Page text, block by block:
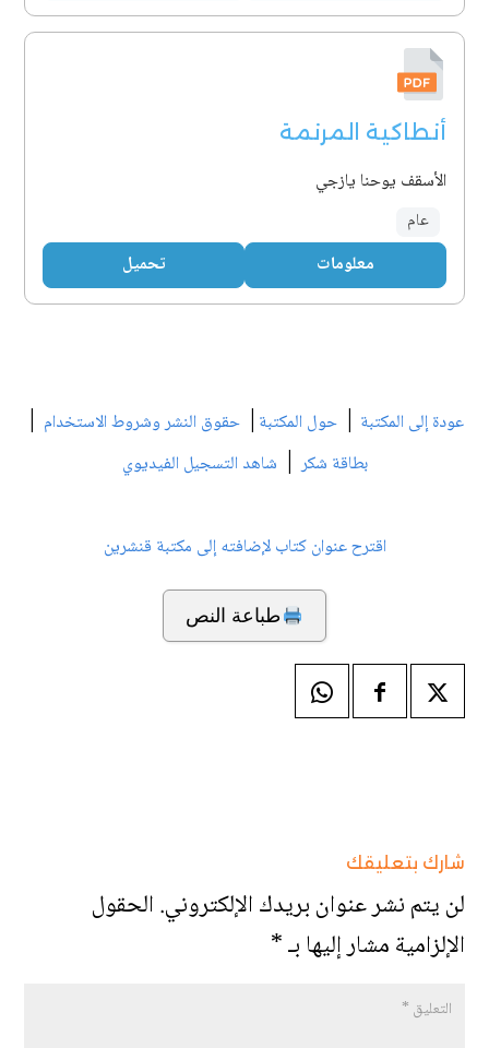
أنطاكية المرنمة
الأسقف يوحنا يازجي
عام
معلومات تحميل
عودة إلى المكتبة | حول المكتبة | حقوق النشر وشروط الاستخدام |
بطاقة شكر| شاهد التسجيل الفيديوي
اقترح عنوان كتاب لإضافته إلى مكتبة قنشرين
طباعة النص
شارك بتعليقك
لن يتم نشر عنوان بريدك الإلكتروني.الحقول
الإلزامية مشار إليها بـ*